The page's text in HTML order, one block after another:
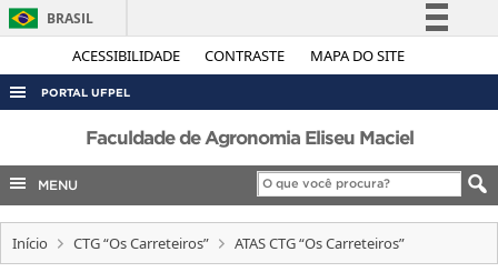
ACESSIBILIDADE CONTRASTE MAPA DO SITE
BRASIL
Simplifique!
Legislação
Canais
PORTAL UFPEL
ACESSO À INFORMAÇÃO
AUDITORIA
COBALTO
CONCURSOS
Faculdade de Agronomia Eliseu Maciel
MENU
Início CTG “Os Carreteiros” ATAS CTG “Os Carreteiros”